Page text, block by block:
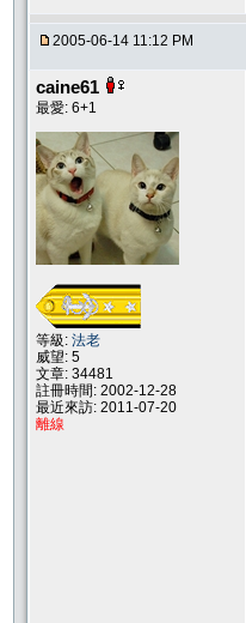
2005-06-14 11:12 PM
caine61
最愛: 6+1
等級: 法老
威望: 5
文章: 34481
註冊時間: 2002-12-28
最近來訪: 2011-07-20
離線